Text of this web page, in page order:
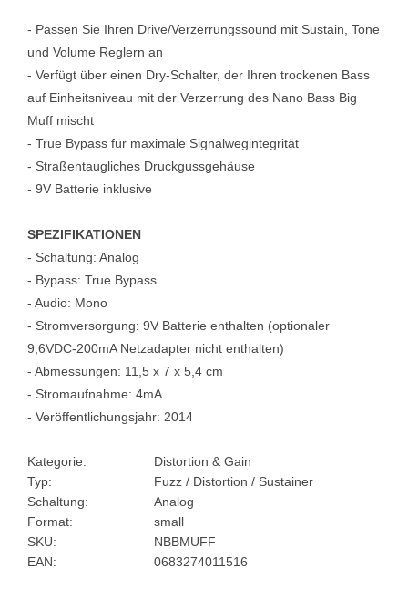
- Passen Sie Ihren Drive/Verzerrungssound mit Sustain, Tone
und Volume Reglern an
- Verfügt über einen Dry-Schalter, der Ihren trockenen Bass
auf Einheitsniveau mit der Verzerrung des Nano Bass Big
Muff mischt
- True Bypass für maximale Signalwegintegrität
- Straßentaugliches Druckgussgehäuse
- 9V Batterie inklusive
SPEZIFIKATIONEN
- Schaltung: Analog
- Bypass: True Bypass
- Audio: Mono
- Stromversorgung: 9V Batterie enthalten (optionaler
9,6VDC-200mA Netzadapter nicht enthalten)
- Abmessungen: 11,5 x 7 x 5,4 cm
- Stromaufnahme: 4mA
- Veröffentlichungsjahr: 2014
Kategorie:
Distortion & Gain
Typ:
Fuzz / Distortion / Sustainer
Schaltung:
Analog
Format:
small
SKU:
NBBMUFF
EAN:
0683274011516